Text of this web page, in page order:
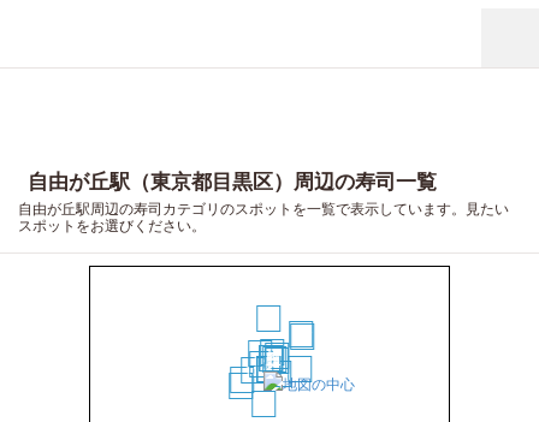
自由が丘駅（東京都目黒区）周辺の寿司一覧
自由が丘駅周辺の寿司カテゴリのスポットを一覧で表示しています。見たい
スポットをお選びください。
1
234
5
6
7
89
10
11
12
13 14
15
16